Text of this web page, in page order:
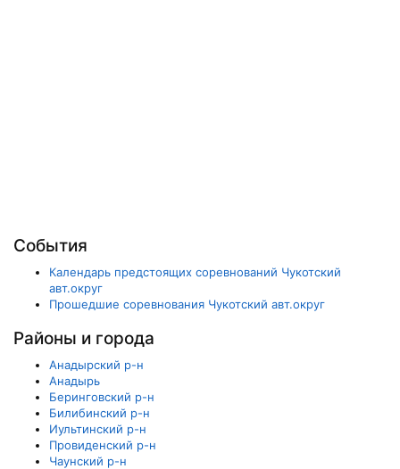
События
Календарь предстоящих соревнований Чукотский
авт.округ
Прошедшие соревнования Чукотский авт.округ
Районы и города
Анадырский р-н
Анадырь
Беринговский р-н
Билибинский р-н
Иультинский р-н
Провиденский р-н
Чаунский р-н